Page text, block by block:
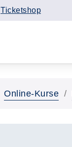
Ticketshop
Online-Kurse